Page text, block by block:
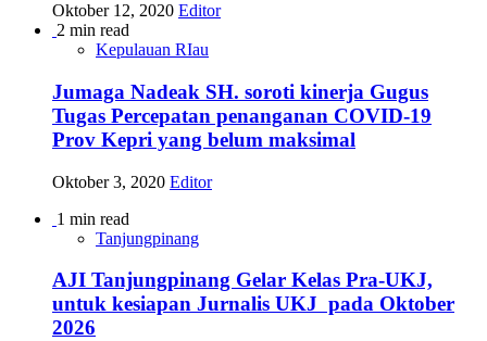
Oktober 12, 2020 Editor
2 min read
Kepulauan RIau
Jumaga Nadeak SH. soroti kinerja Gugus
Tugas Percepatan penanganan COVID-19
Prov Kepri yang belum maksimal
Oktober 3, 2020 Editor
1 min read
Tanjungpinang
AJI Tanjungpinang Gelar Kelas Pra-UKJ,
untuk kesiapan Jurnalis UKJ pada Oktober
2026